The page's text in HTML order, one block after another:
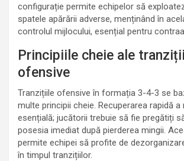
configurație permite echipelor să
spatele apărării adverse, menținând în
controlul mijlocului, esențial pentru
Principiile cheie ale
ofensive
Tranzițiile ofensive în formația 3-4-3 se
multe principii cheie. Recuperarea rapidă a
esențială; jucătorii trebuie să fie pregătiți
posesia imediat după pierderea mingii.
permite echipei să profite de
în timpul tranzițiilor.